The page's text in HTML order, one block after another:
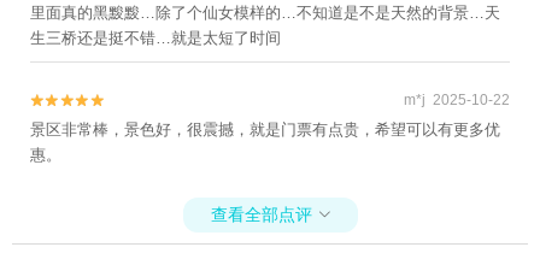
里面真的黑黢黢…除了个仙女模样的…不知道是不是天然的背景…天
生三桥还是挺不错…就是太短了时间

 m*j 2025-10-22
景区非常棒，景色好，很震撼，就是门票有点贵，希望可以有更多优
惠。
查看全部点评 